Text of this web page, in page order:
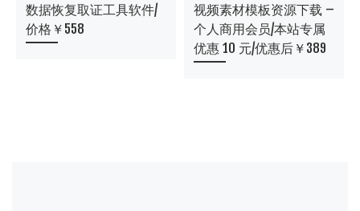
数据恢复取证工具软件/
价格￥558
视频素材模板资源下载 –
个人商用会员/本站专属
优惠 10 元/优惠后￥389